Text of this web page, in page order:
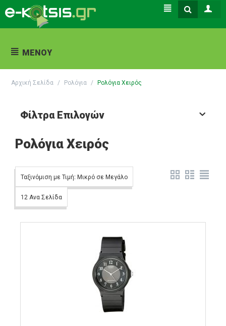
ΜΕΝΟΎ
Αρχική Σελίδα / Ρολόγια / Ρολόγια Χειρός
Φίλτρα Επιλογών
Ρολόγια Χειρός
Ταξινόμιση με Τιμή: Μικρό σε Μεγάλο
12 Ανα Σελίδα